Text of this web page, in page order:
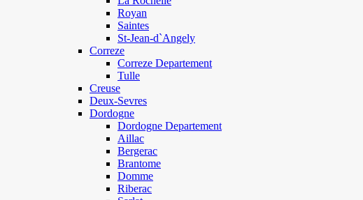
Royan
Saintes
St-Jean-d`Angely
Correze
Correze Departement
Tulle
Creuse
Deux-Sevres
Dordogne
Dordogne Departement
Aillac
Bergerac
Brantome
Domme
Riberac